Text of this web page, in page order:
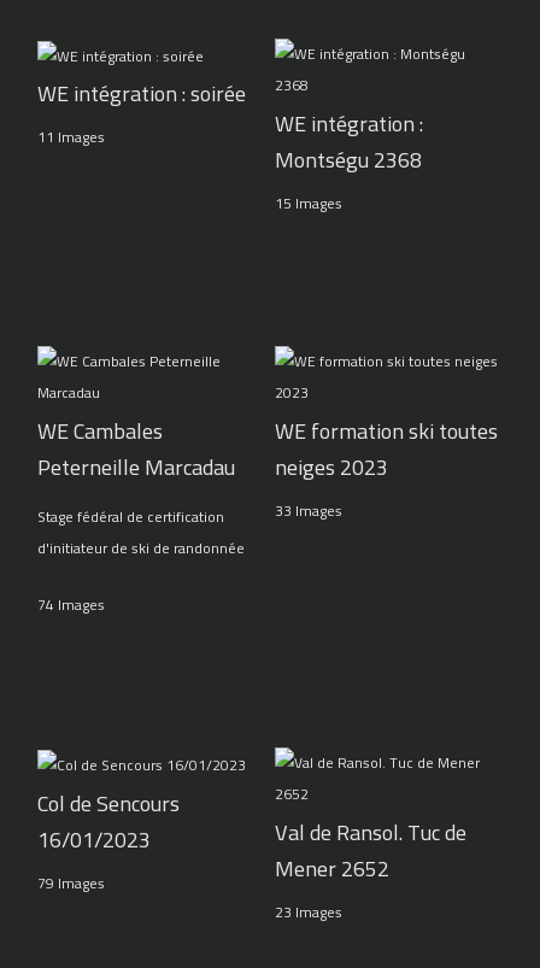
WE intégration : soirée
11 Images
WE intégration :
Montségu 2368
15 Images
WE Cambales
Peterneille Marcadau
Stage fédéral de certification
d'initiateur de ski de randonnée
74 Images
WE formation ski toutes
neiges 2023
33 Images
Col de Sencours
16/01/2023
79 Images
Val de Ransol. Tuc de
Mener 2652
23 Images